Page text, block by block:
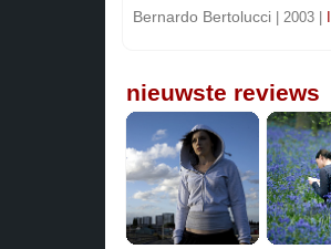
Bernardo Bertolucci | 2003 |
nieuwste reviews